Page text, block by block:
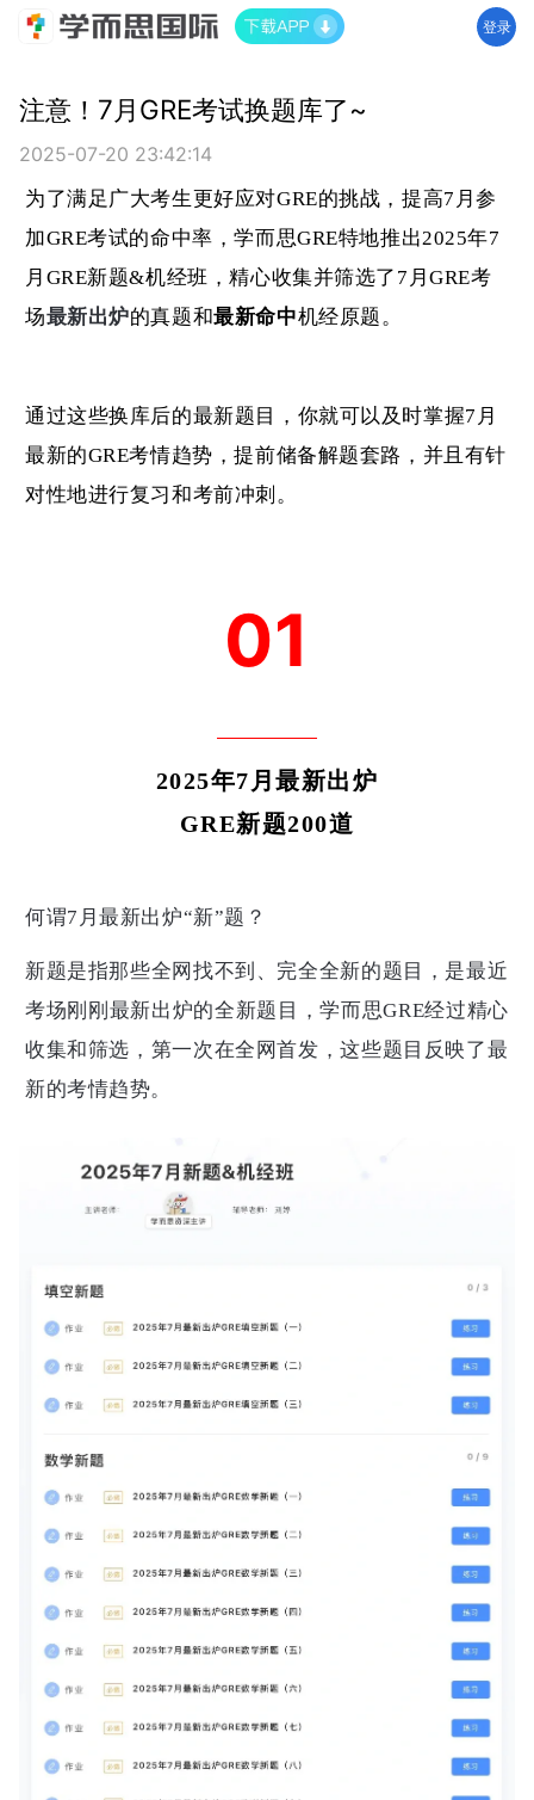
登录
注意！7月GRE考试换题库了~
2025-07-20 23:42:14
为了满足广大考生更好应对GRE的挑战，提高7月参
加GRE考试的命中率，学而思GRE特地推出2025年7
月GRE新题&机经班，精心收集并筛选了7月GRE考
场最新出炉的真题和最新命中机经原题 。
通过这些换库后的最新题目，你就可以及时掌握7月
最新的GRE考情趋势，提前储备解题套路，并且有针
对性地进行复习和考前冲刺。
01
2025年7月最新出炉
GRE新题200道
何谓7月最新出炉“新”题？
新题是指那些全网找不到、完全全新的题目，是最近
考场刚刚最新出炉的全新题目，学而思GRE经过精心
收集和筛选，第一次在全网首发，这些题目反映了最
新的考情趋势。